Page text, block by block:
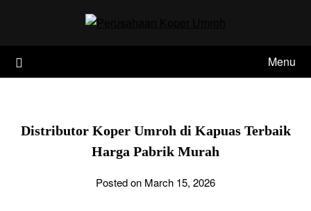
Menu
Distributor Koper Umroh di Kapuas Terbaik
Harga Pabrik Murah
Posted on March 15, 2026